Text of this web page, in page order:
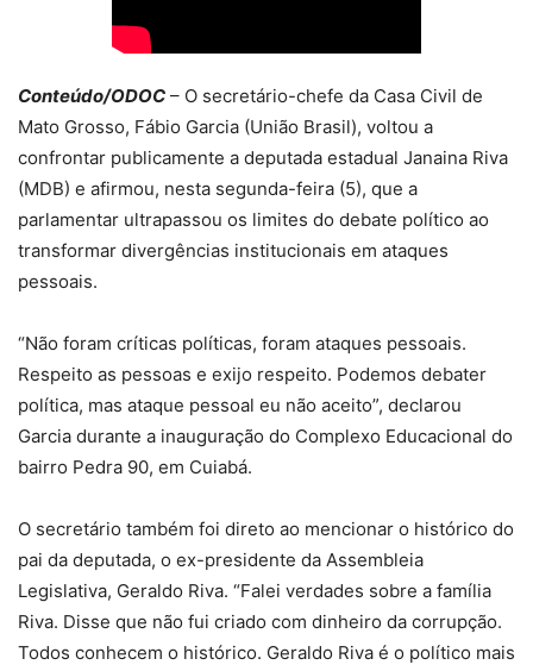
Conteúdo/ODOC – O secretário-chefe da Casa Civil de
Mato Grosso, Fábio Garcia (União Brasil), voltou a
confrontar publicamente a deputada estadual Janaina Riva
(MDB) e afirmou, nesta segunda-feira (5), que a
parlamentar ultrapassou os limites do debate político ao
transformar divergências institucionais em ataques
pessoais.
“Não foram críticas políticas, foram ataques pessoais.
Respeito as pessoas e exijo respeito. Podemos debater
política, mas ataque pessoal eu não aceito”, declarou
Garcia durante a inauguração do Complexo Educacional do
bairro Pedra 90, em Cuiabá.
O secretário também foi direto ao mencionar o histórico do
pai da deputada, o ex-presidente da Assembleia
Legislativa, Geraldo Riva. “Falei verdades sobre a família
Riva. Disse que não fui criado com dinheiro da corrupção.
Todos conhecem o histórico. Geraldo Riva é o político mais